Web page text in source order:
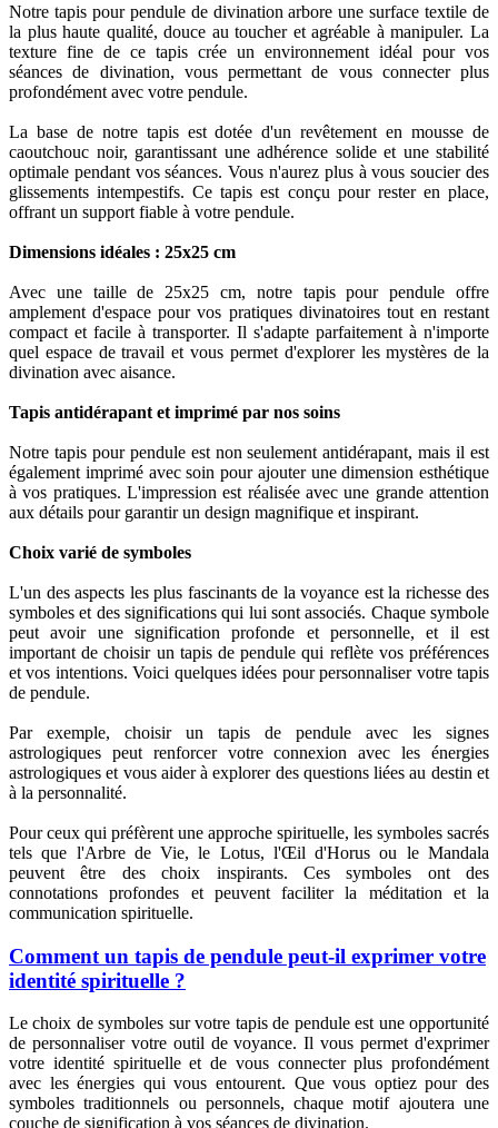
Notre tapis pour pendule de divination arbore une surface textile de
la plus haute qualité, douce au toucher et agréable à manipuler. La
texture fine de ce tapis crée un environnement idéal pour vos
séances de divination, vous permettant de vous connecter plus
profondément avec votre pendule.
La base de notre tapis est dotée d'un revêtement en mousse de
caoutchouc noir, garantissant une adhérence solide et une stabilité
optimale pendant vos séances. Vous n'aurez plus à vous soucier des
glissements intempestifs. Ce tapis est conçu pour rester en place,
offrant un support fiable à votre pendule.
Dimensions idéales : 25x25 cm
Avec une taille de 25x25 cm, notre tapis pour pendule offre
amplement d'espace pour vos pratiques divinatoires tout en restant
compact et facile à transporter. Il s'adapte parfaitement à n'importe
quel espace de travail et vous permet d'explorer les mystères de la
divination avec aisance.
Tapis antidérapant et imprimé par nos soins
Notre tapis pour pendule est non seulement antidérapant, mais il est
également imprimé avec soin pour ajouter une dimension esthétique
à vos pratiques. L'impression est réalisée avec une grande attention
aux détails pour garantir un design magnifique et inspirant.
Choix varié de symboles
L'un des aspects les plus fascinants de la voyance est la richesse des
symboles et des significations qui lui sont associés. Chaque symbole
peut avoir une signification profonde et personnelle, et il est
important de choisir un tapis de pendule qui reflète vos préférences
et vos intentions. Voici quelques idées pour personnaliser votre tapis
de pendule.
Par exemple, choisir un tapis de pendule avec les signes
astrologiques peut renforcer votre connexion avec les énergies
astrologiques et vous aider à explorer des questions liées au destin et
à la personnalité.
Pour ceux qui préfèrent une approche spirituelle, les symboles sacrés
tels que l'Arbre de Vie, le Lotus, l'Œil d'Horus ou le Mandala
peuvent être des choix inspirants. Ces symboles ont des
connotations profondes et peuvent faciliter la méditation et la
communication spirituelle.
Comment un tapis de pendule peut-il exprimer votre
identité spirituelle ?
Le choix de symboles sur votre tapis de pendule est une opportunité
de personnaliser votre outil de voyance. Il vous permet d'exprimer
votre identité spirituelle et de vous connecter plus profondément
avec les énergies qui vous entourent. Que vous optiez pour des
symboles traditionnels ou personnels, chaque motif ajoutera une
couche de signification à vos séances de divination.